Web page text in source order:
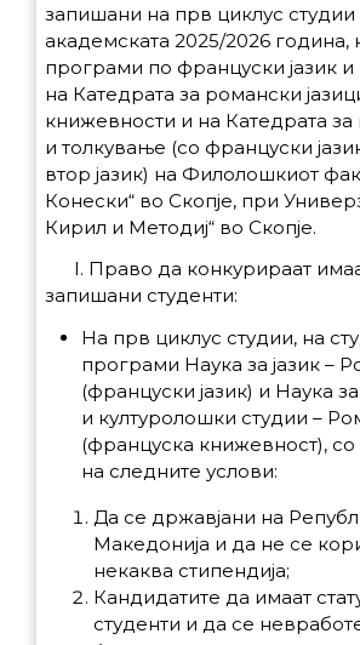
запишани на прв циклус студии
академската 2025/2026 година,
програми по француски јазик
на Катедрата за романски
книжевности и на Катедрата
и толкување (со француски
втор јазик) на Филолошкиот
Конески“ во Скопје, при
Кирил и Методиј“ во Скопје.
I. Право да конкурираат
запишани студенти:
На прв циклус студии, на
програми Наука за јазик –
(француски јазик) и Наука
и културолошки студии –
(француска книжевност),
на следните услови:
Да се државјани на
Македонија и да не се
некаква стипендија;
Кандидатите да имаат
студенти и да се